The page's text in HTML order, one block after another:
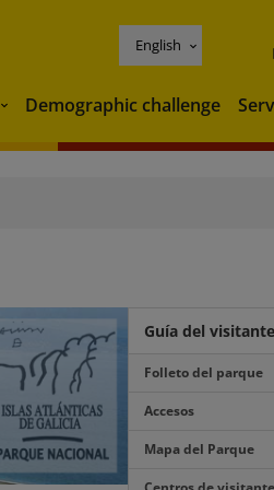
English
Environment
Demographic challenge
Guía del visitante
Folleto del parque
Accesos
Mapa del Parque